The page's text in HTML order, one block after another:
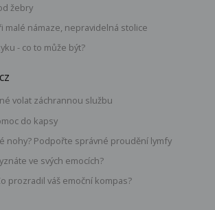
žebry
malé námaze, nepravidelná stolice
- co to může být?
volat záchrannou službu
do kapsy
nohy? Podpořte správné proudění lymfy
ve svých emocích?
prozradil váš emoční kompas?